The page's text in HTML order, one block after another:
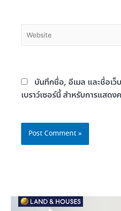
Website
บันทึกชื่อ, อีเมล และชื่อเ
เบราว์เซอร์นี้ สำหรับการแสดง